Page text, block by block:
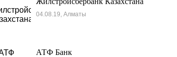
04.08.19, Алматы
АТФ Банк